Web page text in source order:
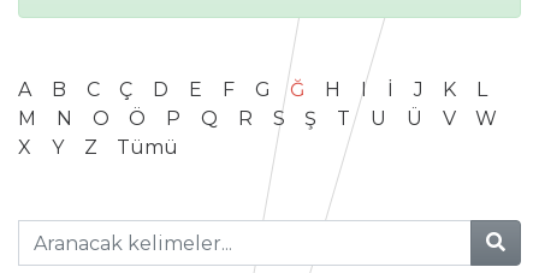
A B C Ç D E F G Ğ H I İ J K
L
M
N O Ö P Q R S Ş T U Ü V
W
X
Y Z Tümü